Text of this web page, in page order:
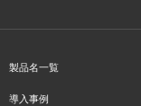
製品名一覧
導入事例